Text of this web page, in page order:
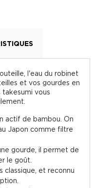
l'eau du robinet
et vos gourdes en
vous
actif de bambou. On
Japon comme filtre
gourde, il permet de
le goût.
classique, et reconnu